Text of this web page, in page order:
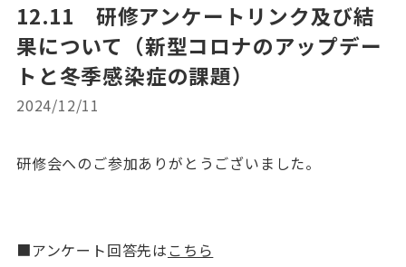
12.11 研修アンケートリンク及び結
果について（新型コロナのアップデー
トと冬季感染症の課題）
2024/12/11
研修会へのご参加ありがとうございました。
■アンケート回答先は こちら